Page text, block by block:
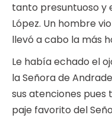
tanto presuntuoso y
López. Un hombre
llevó a cabo la más
Le había echado el
la Señora de
sus atenciones pues
paje favorito del